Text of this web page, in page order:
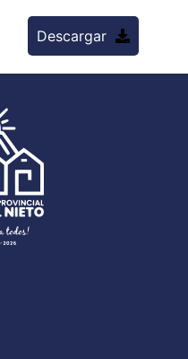
Descargar